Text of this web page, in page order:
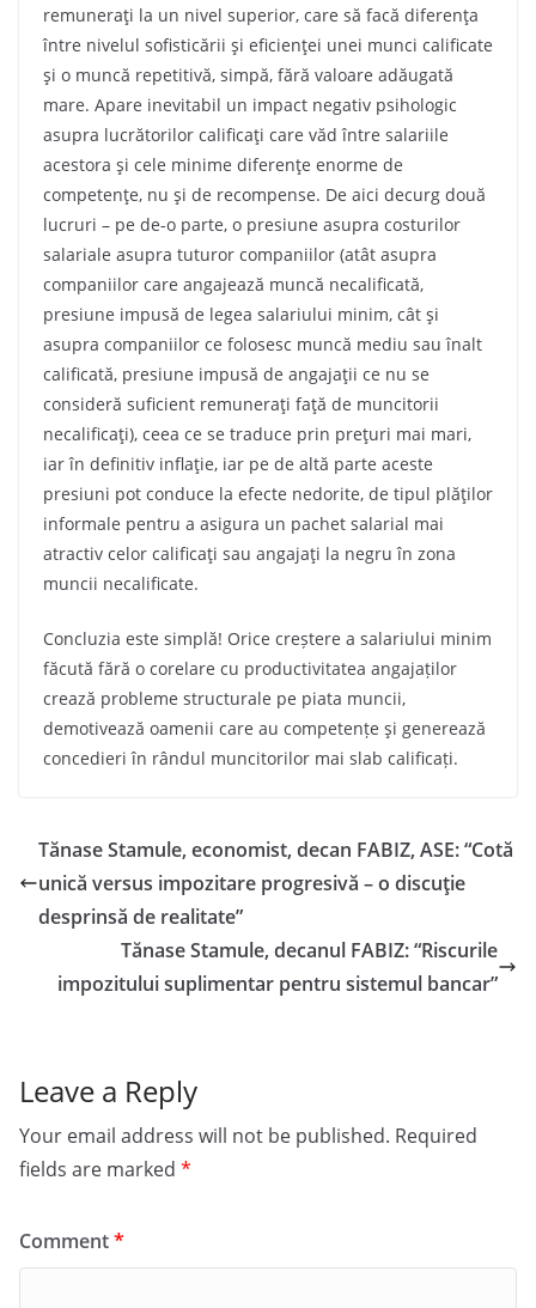
remuneraţi la un nivel superior, care să facă diferenţa
între nivelul sofisticării şi eficienţei unei munci calificate
şi o muncă repetitivă, simpă, fără valoare adăugată
mare. Apare inevitabil un impact negativ psihologic
asupra lucrătorilor calificaţi care văd între salariile
acestora şi cele minime diferenţe enorme de
competenţe, nu şi de recompense. De aici decurg două
lucruri – pe de-o parte, o presiune asupra costurilor
salariale asupra tuturor companiilor (atât asupra
companiilor care angajează muncă necalificată,
presiune impusă de legea salariului minim, cât şi
asupra companiilor ce folosesc muncă mediu sau înalt
calificată, presiune impusă de angajaţii ce nu se
consideră suficient remuneraţi faţă de muncitorii
necalificaţi), ceea ce se traduce prin preţuri mai mari,
iar în definitiv inflaţie, iar pe de altă parte aceste
presiuni pot conduce la efecte nedorite, de tipul plăţilor
informale pentru a asigura un pachet salarial mai
atractiv celor calificaţi sau angajaţi la negru în zona
muncii necalificate.
Concluzia este simplă! Orice creștere a salariului minim
făcută fără o corelare cu productivitatea angajaților
crează probleme structurale pe piata muncii,
demotivează oamenii care au competențe şi generează
concedieri în rândul muncitorilor mai slab calificați.
Tănase Stamule, economist, decan FABIZ, ASE: “Cotă
unică versus impozitare progresivă – o discuţie
desprinsă de realitate”
Tănase Stamule, decanul FABIZ: “Riscurile
impozitului suplimentar pentru sistemul bancar”
Leave a Reply
Your email address will not be published. Required
fields are marked *
Comment*